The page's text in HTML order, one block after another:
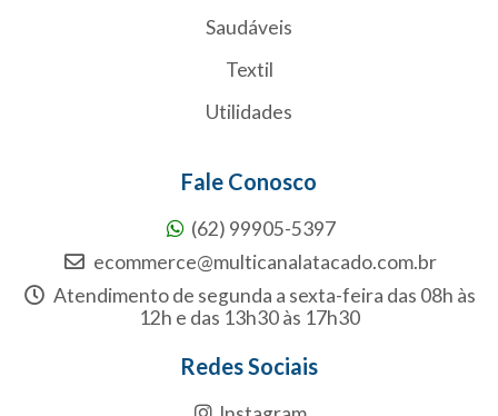
Saudáveis
Textil
Utilidades
Fale Conosco
(62) 99905-5397
ecommerce@multicanalatacado.com.br
Atendimento de segunda a sexta-feira das 08h às
12h e das 13h30 às 17h30
Redes Sociais